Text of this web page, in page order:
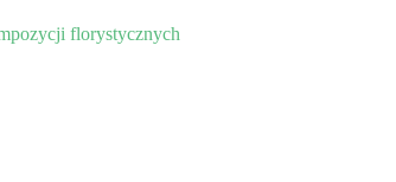
florystycznych